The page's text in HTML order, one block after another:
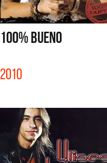
100% BUENO
2010